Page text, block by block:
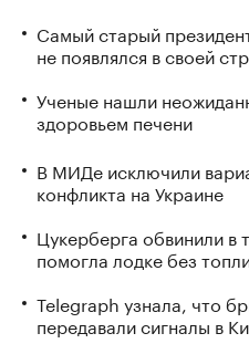
Самый старый
не появлялся в своей
Ученые нашли
здоровьем печени
В МИДе исключили
конфликта на Украине
Цукерберга обвинили в
помогла лодке без
Telegraph узнала, что
передавали сигналы в